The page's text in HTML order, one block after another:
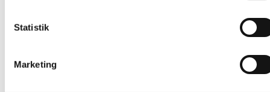
Statistik
Marketing